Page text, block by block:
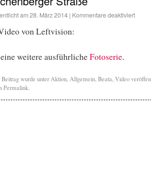
am28. März 2014 | Kommentare deaktiviert
von Leftvision:
weitere ausführlicheFotoserie.
wurde unterAktion,Allgemein,Beata,Video
Permalink.